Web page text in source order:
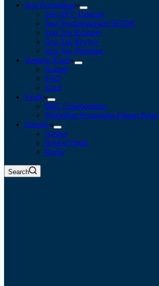
Jasa Perpajakan
Jasa SPT Tahunan
Jasa Pendampingan SP2DK
Jasa Tax Retainer
Jasa Tax Review
Jasa Tax Planning
Tentang Kami
Kontak
FAQ
Karir
Event
BBF Collaboration
Workshop Pengusaha Paham Pajak
Sumber
Artikel
Belajar Pajak
Berita
Search